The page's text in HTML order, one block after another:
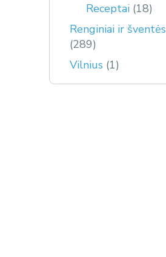
Receptai (18)
Renginiai ir šventės
(289)
Vilnius (1)